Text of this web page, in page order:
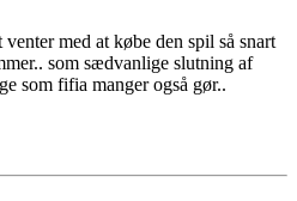
med at købe den spil så snart
som sædvanlige slutning af
som fifia manger også gør..